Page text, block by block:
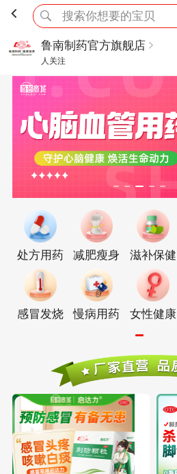
搜索你想要的宝贝
鲁南制药官方旗舰店
人关注
处方用药 减肥瘦身 滋补保健
感冒发烧 慢病用药 女性健康